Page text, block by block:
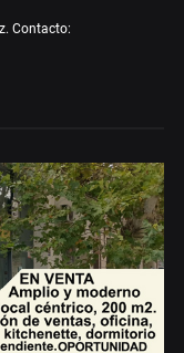
Contacto: